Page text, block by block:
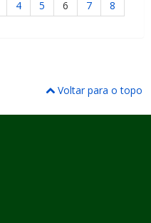
4 5 6 7
8
Voltar para o topo